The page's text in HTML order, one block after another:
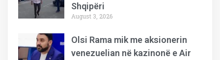
Shqipëri
August 3, 2026
Olsi Rama mik me aksionerin
venezuelian në kazinonë e Air